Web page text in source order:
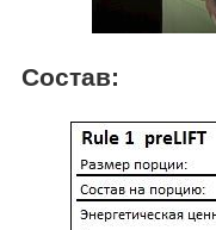
Состав: